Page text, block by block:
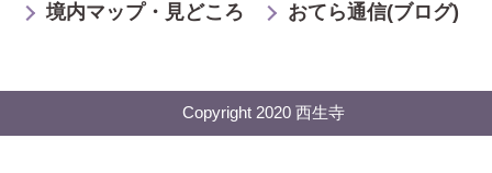
境内マップ・見どころ おてら通信(ブログ)
Copyright 2020 西生寺